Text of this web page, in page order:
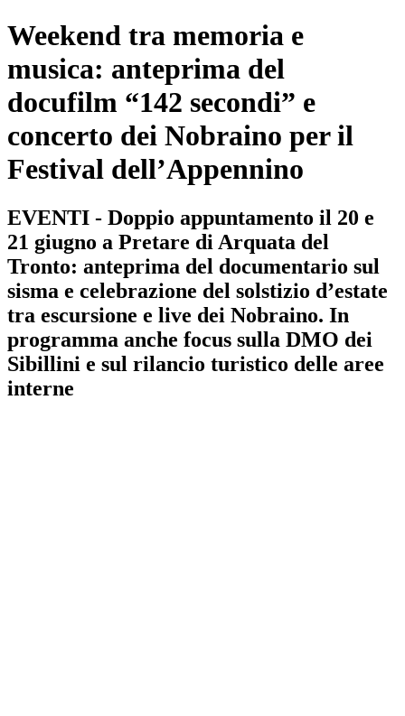
Weekend tra memoria e
musica: anteprima del
docufilm “142 secondi” e
concerto dei Nobraino per il
Festival dell’Appennino
EVENTI - Doppio appuntamento il 20 e
21 giugno a Pretare di Arquata del
Tronto: anteprima del documentario sul
sisma e celebrazione del solstizio d’estate
tra escursione e live dei Nobraino. In
programma anche focus sulla DMO dei
Sibillini e sul rilancio turistico delle aree
interne